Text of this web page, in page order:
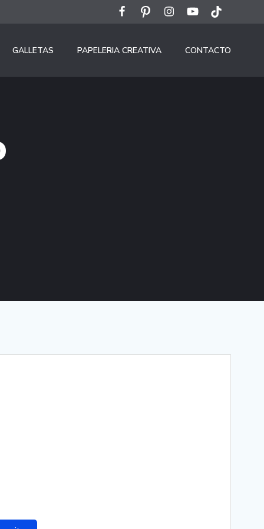
GALLETAS PAPELERIA CREATIVA CONTACTO